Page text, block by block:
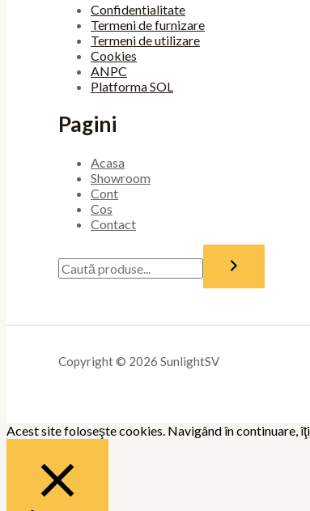
Confidentialitate
Termeni de furnizare
Termeni de utilizare
Cookies
ANPC
Platforma SOL
Pagini
Acasa
Showroom
Cont
Cos
Contact
Copyright © 2026 SunlightSV
Acest site foloseşte cookies. Navigând în continuare,